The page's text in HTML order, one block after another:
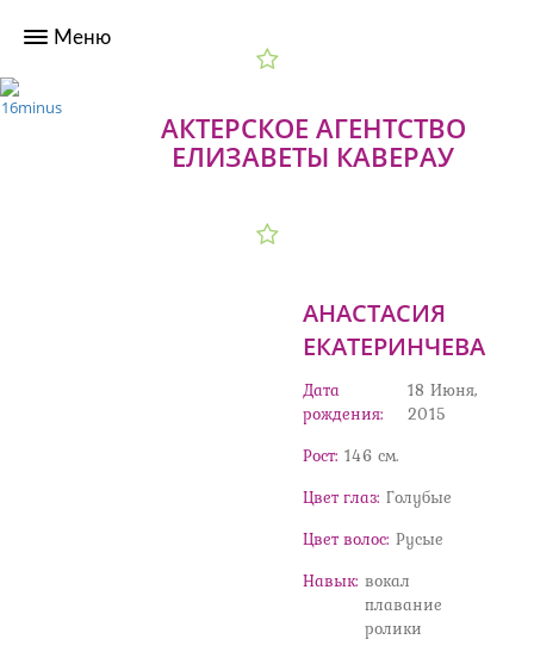
АКТЕРСКОЕ АГЕНТСТВО
ЕЛИЗАВЕТЫ КАВЕРАУ
АНАСТАСИЯ
ЕКАТЕРИНЧЕВА
Дата
рождения:
18 Июня,
2015
Рост: 146 cм.
Цвет глаз: Голубые
Цвет волос: Русые
Навык: вокал
плавание
ролики